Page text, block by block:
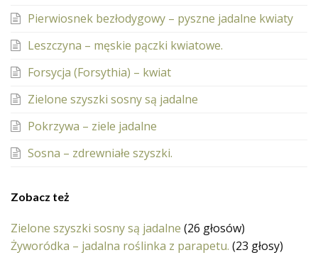
Pierwiosnek bezłodygowy – pyszne jadalne kwiaty
Leszczyna – męskie pączki kwiatowe.
Forsycja (Forsythia) – kwiat
Zielone szyszki sosny są jadalne
Pokrzywa – ziele jadalne
Sosna – zdrewniałe szyszki.
Zobacz też
Zielone szyszki sosny są jadalne (26 głosów)
Żyworódka – jadalna roślinka z parapetu. (23 głosy)